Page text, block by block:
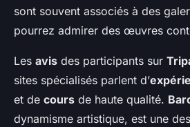
sont souvent associés à des
pourrez admirer des œuvres
Les avis des participants sur
sites spécialisés parlent d’
et de cours de haute qualité.
dynamisme artistique, est une